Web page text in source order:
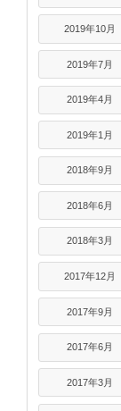
2019年10月
2019年7月
2019年4月
2019年1月
2018年9月
2018年6月
2018年3月
2017年12月
2017年9月
2017年6月
2017年3月